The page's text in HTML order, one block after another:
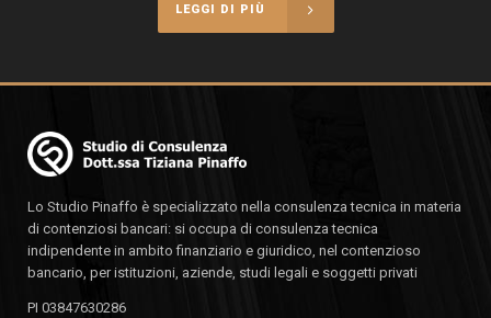
LEGGI DI PIÙ
Lo Studio Pinaffo è specializzato nella consulenza tecnica in materia
di contenziosi bancari: si occupa di consulenza tecnica
indipendente in ambito finanziario e giuridico, nel contenzioso
bancario, per istituzioni, aziende, studi legali e soggetti privati
PI 03847630286